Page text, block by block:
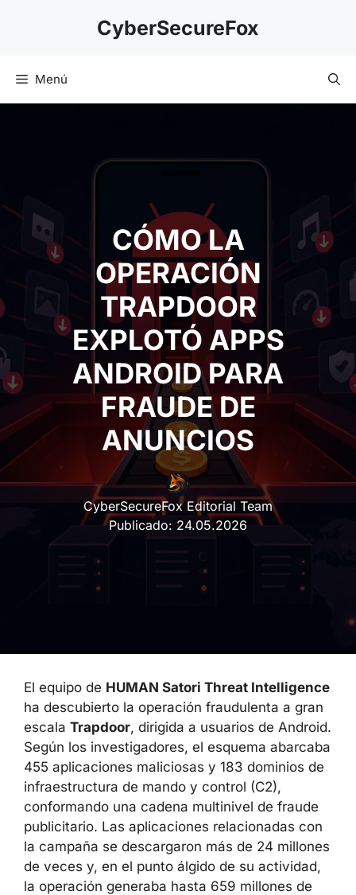
CyberSecureFox
Menú
CÓMO LA
OPERACIÓN
TRAPDOOR
EXPLOTÓ APPS
ANDROID PARA
FRAUDE DE
ANUNCIOS
CyberSecureFox Editorial Team
Publicado: 24.05.2026
El equipo de HUMAN Satori Threat Intelligence
ha descubierto la operación fraudulenta a gran
escala Trapdoor, dirigida a usuarios de Android.
Según los investigadores, el esquema abarcaba
455 aplicaciones maliciosas y 183 dominios de
infraestructura de mando y control (C2),
conformando una cadena multinivel de fraude
publicitario. Las aplicaciones relacionadas con
la campaña se descargaron más de 24 millones
de veces y, en el punto álgido de su actividad,
la operación generaba hasta 659 millones de